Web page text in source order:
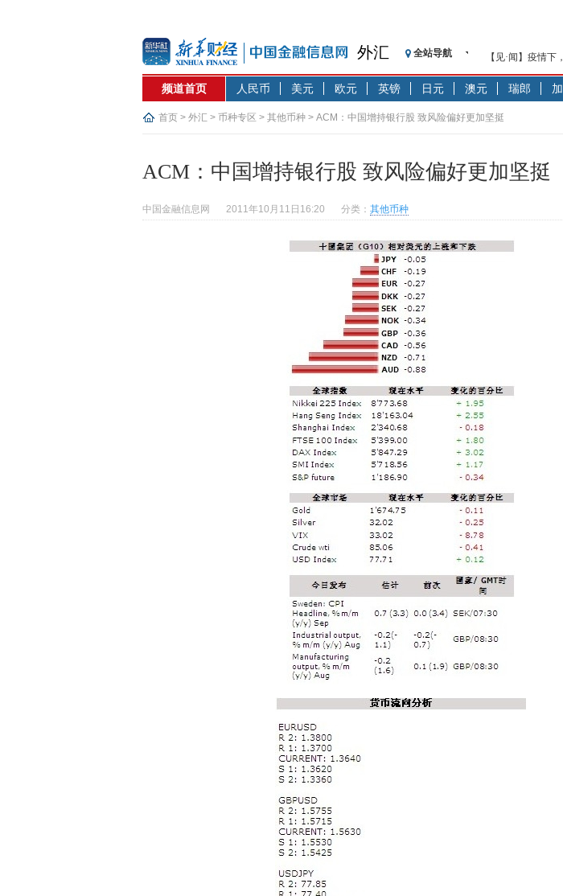
外汇 全站导航
【见·闻】疫情
记者手记：疫情
【见·闻】疫情下
济安金信：中国
【新华财经调查
央行公开市场净
基本面及股市双
沥青期货连续两
恒生聚源：北斗
济安金信：中国
频道首页 人民币 美元 欧元 英镑 日元 澳元 瑞郎
首页 > 外汇 > 币种专区 > 其他币种 > ACM：中国增持银行股 致风险偏好更加坚挺
ACM：中国增持银行股 致风险偏好更加坚挺
中国金融信息网 2011年10月11日16:20 分类： 其他币种